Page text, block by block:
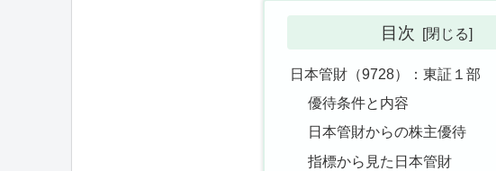
目次
日本管財（9728）：東証１部
優待条件と内容
日本管財からの株主優待
指標から見た日本管財